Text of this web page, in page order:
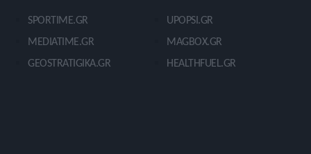
SPORTIME.GR
MEDIATIME.GR
GEOSTRATIGIKA.GR
UPOPSI.GR
MAGBOX.GR
HEALTHFUEL.GR